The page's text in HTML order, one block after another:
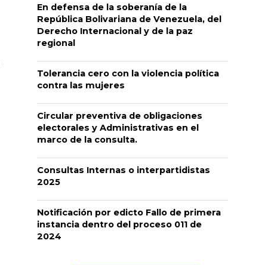
En defensa de la soberanía de la
República Bolivariana de Venezuela, del
Derecho Internacional y de la paz
regional
Tolerancia cero con la violencia política
contra las mujeres
Circular preventiva de obligaciones
electorales y Administrativas en el
marco de la consulta.
Consultas Internas o interpartidistas
2025
Notificación por edicto Fallo de primera
instancia dentro del proceso 011 de
2024